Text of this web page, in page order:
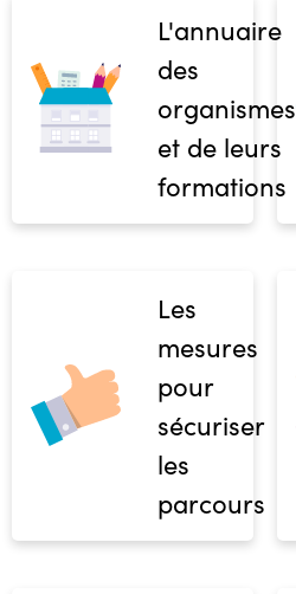
L'annuaire
des
organismes
et de leurs
formations
Les
mesures
pour
sécuriser
les
parcours